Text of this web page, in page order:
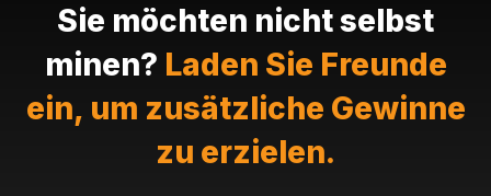
Sie möchten nicht selbst
minen? Laden Sie Freunde
ein, um zusätzliche Gewinne
zu erzielen.